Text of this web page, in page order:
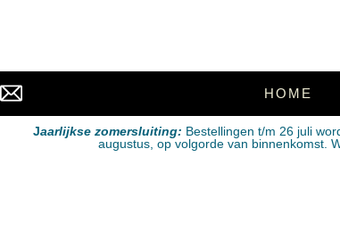
HOME
Jaarlijkse zomersluiting: Bestellingen t/m 26 juli
augustus, op volgorde van binnenkomst.